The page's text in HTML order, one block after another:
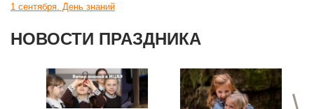
1 сентября. День знаний
НОВОСТИ ПРАЗДНИКА
>